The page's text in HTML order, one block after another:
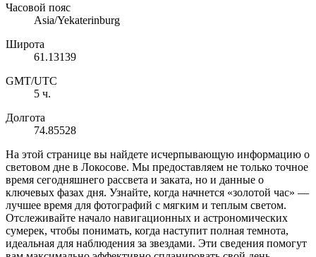
Часовой пояс
Asia/Yekaterinburg
Широта
61.13139
GMT/UTC
5 ч.
Долгота
74.85528
На этой странице вы найдете исчерпывающую информацию о
световом дне в Локосове. Мы предоставляем не только точное
время сегодняшнего рассвета и заката, но и данные о
ключевых фазах дня. Узнайте, когда начнется «золотой час» —
лучшее время для фотографий с мягким и теплым светом.
Отслеживайте начало навигационных и астрономических
сумерек, чтобы понимать, когда наступит полная темнота,
идеальная для наблюдения за звездами. Эти сведения помогут